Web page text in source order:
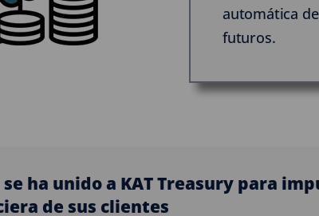
automática
futuros.
ha unido a KAT Treasury para
de sus clientes